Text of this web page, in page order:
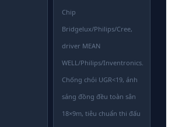
Chip
Bridgelux/Philips/Cree,
driver MEAN
WELL/Philips/Inventronics.
Chống chói UGR<19, ánh
sáng đồng đều toàn sân
18×9m, tiêu chuẩn thi đấu